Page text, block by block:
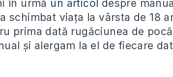
în urmă un articol despre
schimbat viața la vârsta de 18
prima dată rugăciunea de
și alergam la el de fiecare